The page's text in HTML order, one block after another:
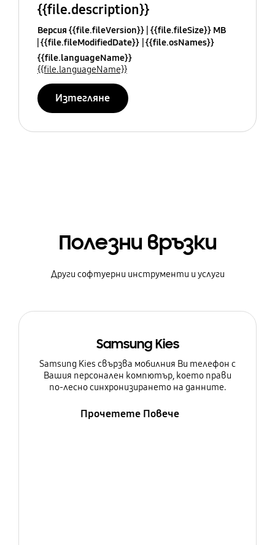
{{file.description}}
Версия {{file.fileVersion}} {{file.fileSize}} MB
{{file.fileModifiedDate}} {{file.osNames}}
{{file.languageName}}
{{file.languageName}}
Изтегляне
Полезни връзки
Други софтуерни инструменти и услуги
Samsung Kies
Samsung Kies свързва мобилния Ви телефон с
Вашия персонален компютър, което прави
по-лесно синхронизирането на данните.
Прочетете Повече